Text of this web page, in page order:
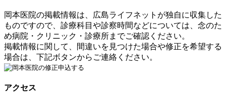
岡本医院の掲載情報は、広島ライフネットが独自に収集した
ものですので、診療科目や診察時間などについては、念のた
め病院・クリニック・診療所までご確認ください。
掲載情報に関して、間違いを見つけた場合や修正を希望する
場合は、下記ボタンからご連絡ください。
アクセス